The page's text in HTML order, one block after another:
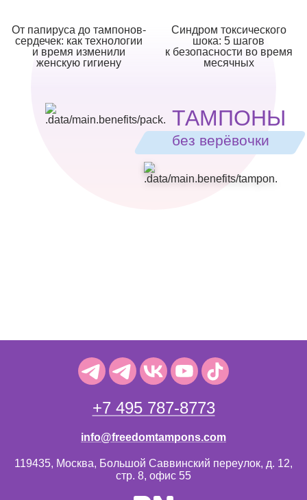
От папируса до тампонов-
сердечек: как технологии
и время изменили
женскую гигиену
Синдром токсического
шока: 5 шагов
к безопасности во время
месячных
ТАМПОНЫ
без верёвочки
+7 495 787-8773
info@freedomtampons.com
119435, Москва, Большой Саввинский переулок, д. 12,
стр. 8, офис 55